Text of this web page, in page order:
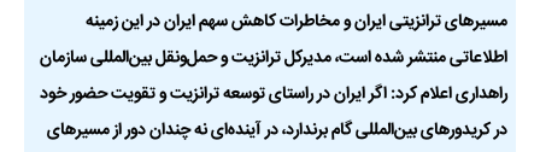
مسیرهای ترانزیتی ایران و مخاطرات کاهش سهم ایران در این زمینه
اطلاعاتی منتشر شده است، مدیرکل ترانزیت و حمل‌ونقل بین‌المللی سازمان
راهداری اعلام کرد: اگر ایران در راستای توسعه ترانزیت و تقویت حضور خود
در کریدورهای بین‌المللی گام برندارد، در آینده‌ای نه چندان دور از مسیرهای